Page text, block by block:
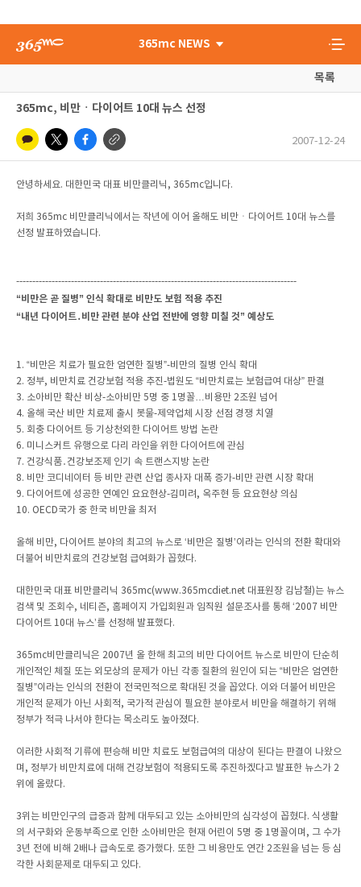
365mc NEWS
목록
365mc, 비만ㆍ다이어트 10대 뉴스 선정
2007-12-24
안녕하세요. 대한민국 대표 비만클리닉, 365mc입니다.
저희 365mc 비만클리닉에서는 작년에 이어 올해도 비만ㆍ다이어트 10대 뉴스를
선정 발표하였습니다.
---------------------------------------------------------------------------------------
“비만은 곧 질병” 인식 확대로 비만도 보험 적용 추진
“내년 다이어트․비만 관련 분야 산업 전반에 영향 미칠 것” 예상도
1. “비만은 치료가 필요한 엄연한 질병”-비만의 질병 인식 확대
2. 정부, 비만치료 건강보험 적용 추진-법원도 “비만치료는 보험급여 대상” 판결
3. 소아비만 확산 비상-소아비만 5명 중 1명꼴…비용만 2조원 넘어
4. 올해 국산 비만 치료제 출시 봇물-제약업체 시장 선점 경쟁 치열
5. 회충 다이어트 등 기상천외한 다이어트 방법 논란
6. 미니스커트 유행으로 다리 라인을 위한 다이어트에 관심
7. 건강식품․건강보조제 인기 속 트랜스지방 논란
8. 비만 코디네이터 등 비만 관련 산업 종사자 대폭 증가-비만 관련 시장 확대
9. 다이어트에 성공한 연예인 요요현상-김미려, 옥주현 등 요요현상 의심
10. OECD국가 중 한국 비만율 최저
올해 비만, 다이어트 분야의 최고의 뉴스로 ‘비만은 질병’이라는 인식의 전환 확대와
더불어 비만치료의 건강보험 급여화가 꼽혔다.
대한민국 대표 비만클리닉 365mc(www.365mcdiet.net 대표원장 김남철)는 뉴스
검색 및 조회수, 네티즌, 홈페이지 가입회원과 임직원 설문조사를 통해 ‘2007 비만
다이어트 10대 뉴스’를 선정해 발표했다.
365mc비만클리닉은 2007년 올 한해 최고의 비만 다이어트 뉴스로 비만이 단순히
개인적인 체질 또는 외모상의 문제가 아닌 각종 질환의 원인이 되는 “비만은 엄연한
질병”이라는 인식의 전환이 전국민적으로 확대된 것을 꼽았다. 이와 더불어 비만은
개인적 문제가 아닌 사회적, 국가적 관심이 필요한 분야로서 비만을 해결하기 위해
정부가 적극 나서야 한다는 목소리도 높아졌다.
이러한 사회적 기류에 편승해 비만 치료도 보험급여의 대상이 된다는 판결이 나왔으
며, 정부가 비만치료에 대해 건강보험이 적용되도록 추진하겠다고 발표한 뉴스가 2
위에 올랐다.
3위는 비만인구의 급증과 함께 대두되고 있는 소아비만의 심각성이 꼽혔다. 식생활
의 서구화와 운동부족으로 인한 소아비만은 현재 어린이 5명 중 1명꼴이며, 그 수가
3년 전에 비해 2배나 급속도로 증가했다. 또한 그 비용만도 연간 2조원을 넘는 등 심
각한 사회문제로 대두되고 있다.